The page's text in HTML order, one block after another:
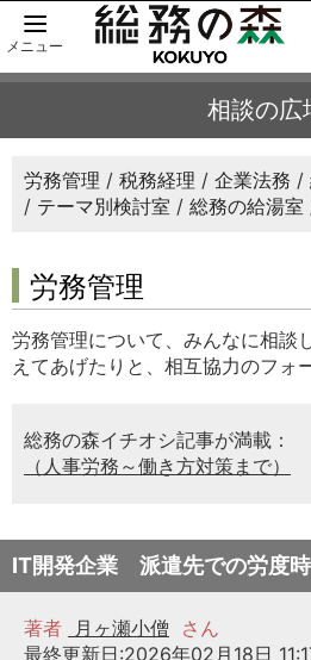
メニュー
相談の広
労務管理 税務経理 企業法務
テーマ別検討室
総務の給湯室
労務管理
労務管理について、みんなに相談
えてあげたりと、相互協力のフォ
総務の森イチオシ記事が満載：
（人事労務～働き方対策まで）
IT開発企業 派遣先での労度
著者 月ヶ瀬小僧
さん
最終更新日:2026年02月18日